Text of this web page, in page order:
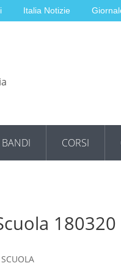
Italia Notizie
BANDI CORSI
180320
SCUOLA